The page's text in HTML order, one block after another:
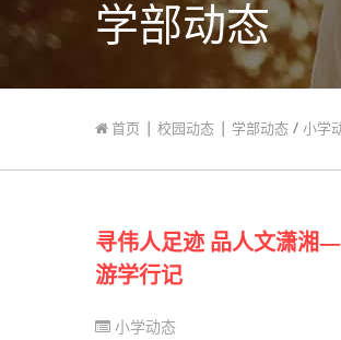
学部动态
首页 | 校园动态 | 学部动态 / 小学
寻伟人足迹 品人文潇湘
游学行记
小学动态